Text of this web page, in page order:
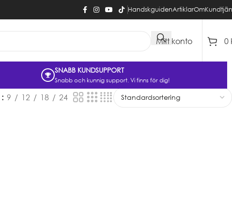
HandskguidenArtiklarOm
Mitt konto 0
SNABB KUNDSUPPORT
Snabb och kunnig support. Vi finns för dig!
9 12 18 24